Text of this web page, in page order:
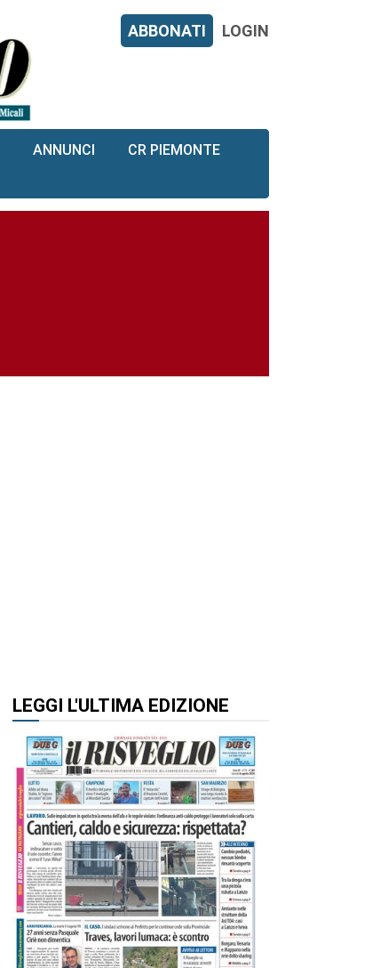
ABBONATI LOGIN
ANNUNCI CR PIEMONTE
LEGGI L'ULTIMA EDIZIONE